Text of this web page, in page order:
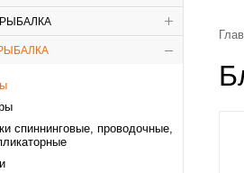
спиннинговые, проводочные,